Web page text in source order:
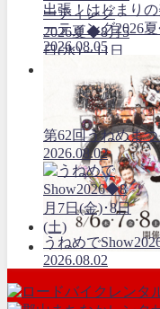
出張！はじまり
ーティング2026
2026.08.05
第62回うねめま
2026.08.02
うねめで
2026.08.02